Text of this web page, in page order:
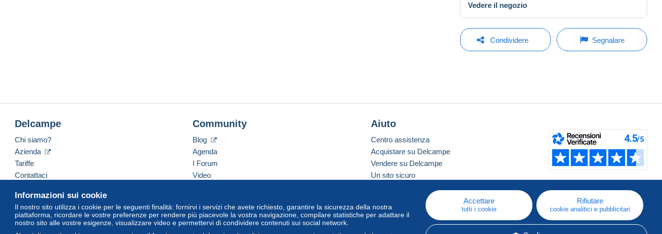
Vedere il negozio
Condividere Segnalare
Informazioni sui cookie
Il nostro sito utilizza i cookie per le seguenti finalità: fornirvi i servizi che avete richiesto, garantire la sicurezza della nostra
piattaforma, ricordare le vostre preferenze per rendere più piacevole la vostra navigazione, compilare statistiche per adattare il
nostro sito alle vostre esigenze, visualizzare video e permettervi di condividere contenuti sui social network.
Accettare
tutti i cookie
Rifiutare
cookie analitici e pubblicitari
Delcampe
Chi siamo?
Azienda
Tariffe
Contattaci
Community
Blog
Agenda
I Forum
Video
Aiuto
Centro assistenza
Acquistare su Delcampe
Vendere su Delcampe
Un sito sicuro
Italiano USD America/Indiana/Vevay Versione standard